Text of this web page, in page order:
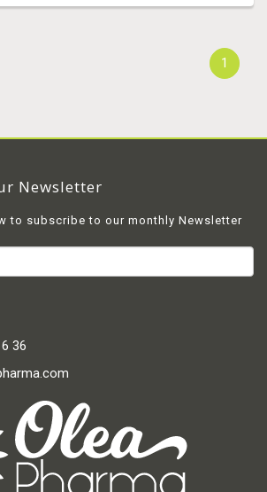
1
Newsletter
to subscribe to our monthly Newsletter
36